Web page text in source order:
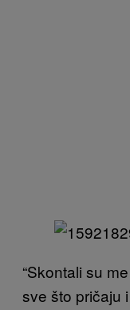
“Skontali su
sve što pričaju